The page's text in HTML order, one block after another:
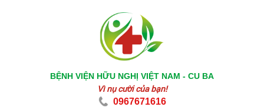
BỆNH VIỆN HỮU NGHỊ VIỆT NAM - CU BA
Vì nụ cười của bạn!
0967671616